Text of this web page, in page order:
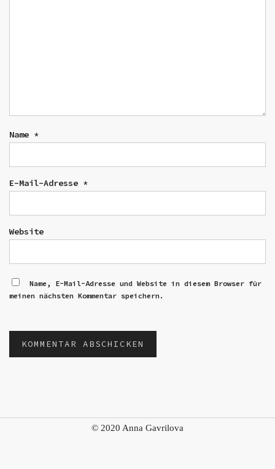
Name *
E-Mail-Adresse *
Website
Name, E-Mail-Adresse und Website in diesem Browser für
meinen nächsten Kommentar speichern.
© 2020 Anna Gavrilova